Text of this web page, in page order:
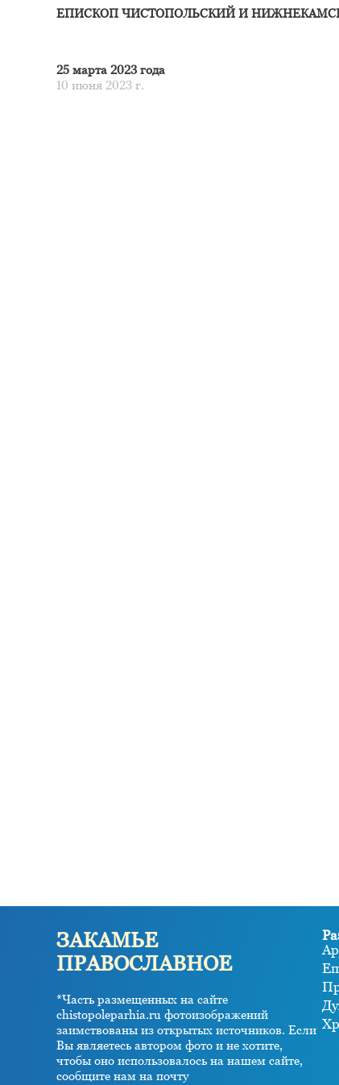
ЕПИСКОП ЧИСТОПОЛЬСКИЙ И
25 марта 2023 года
10 июня 2023 г.
ЗАКАМЬЕ
ПРАВОСЛАВНОЕ
*Часть размещенных на сайте
chistopoleparhia.ru фотоизображений
заимствованы из открытых источников. Если
Вы являетесь автором фото и не хотите,
чтобы оно использовалось на нашем сайте,
сообщите нам на почту